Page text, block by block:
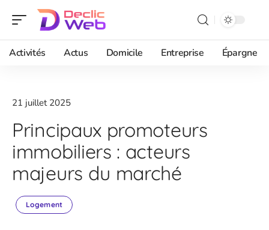
Activités Actus Domicile Entreprise Épargne
21 juillet 2025
Principaux promoteurs
immobiliers : acteurs
majeurs du marché
Logement